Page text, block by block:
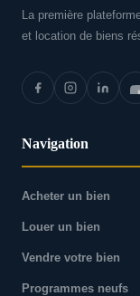
La première
et location de biens
Navigation
Acheter un bien
Louer un bien
Vendre votre bien
Programmes neufs